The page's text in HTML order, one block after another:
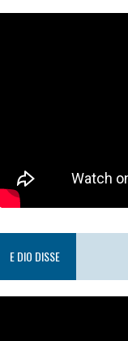
E DIO DISSE